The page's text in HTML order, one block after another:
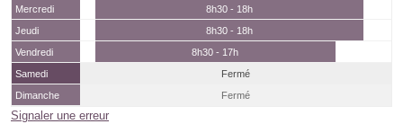
Mercredi
8h30 - 18h
Jeudi
8h30 - 18h
Vendredi
8h30 - 17h
Samedi
Fermé
Dimanche
Fermé
Signaler une erreur